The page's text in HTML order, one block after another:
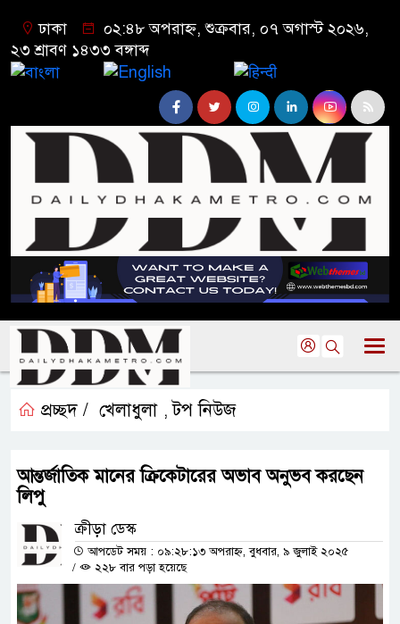
ঢাকা
০২:৪৮ অপরাহ্ন, শুক্রবার, ০৭ অগাস্ট ২০২৬,
২৩ শ্রাবণ ১৪৩৩ বঙ্গাব্দ
প্রচ্ছদ / খেলাধুলা ,টপ নিউজ
আন্তর্জাতিক মানের ক্রিকেটারের অভাব অনুভব করছেন
লিপু
ক্রীড়া ডেস্ক
আপডেট সময় : ০৯:২৮:১৩ অপরাহ্ন, বুধবার, ৯ জুলাই ২০২৫
/
২২৮ বার পড়া হয়েছে